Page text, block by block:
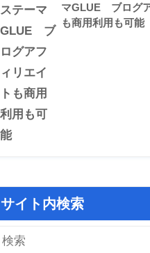
マGLUE ブログ
も商用利用も可能
サイト内検索